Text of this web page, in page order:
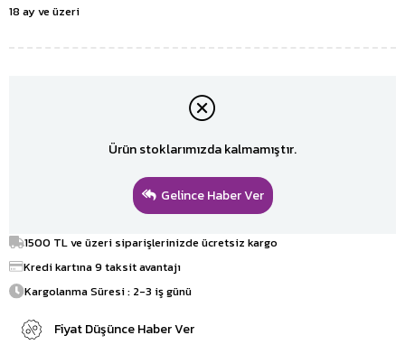
18 ay ve üzeri
Ürün stoklarımızda kalmamıştır.
Gelince Haber Ver
1500 TL ve üzeri siparişlerinizde ücretsiz kargo
Kredi kartına 9 taksit avantajı
Kargolanma Süresi : 2-3 iş günü
Fiyat Düşünce Haber Ver